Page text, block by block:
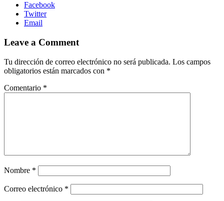
Facebook
Twitter
Email
Leave a Comment
Tu dirección de correo electrónico no será publicada. Los campos
obligatorios están marcados con *
Comentario *
Nombre *
Correo electrónico *